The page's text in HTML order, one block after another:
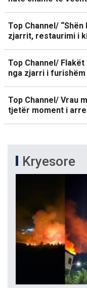
Top Channel/
zjarrit, restaurimi i
Top Channel/
nga zjarri i
Top Channel/ Vrau
tjetër moment i
Kryesore